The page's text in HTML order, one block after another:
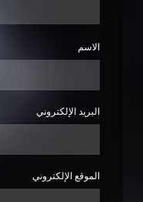
الاسم
البريد الإلكتروني
الموقع الإلكتروني